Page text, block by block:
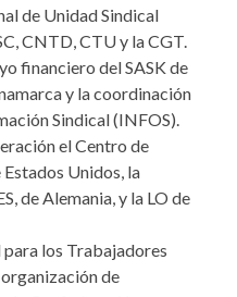
de Unidad Sindical
CNTD, CTU y la CGT.
financiero del SASK de
y la coordinación
Sindical (INFOS).
el Centro de
Unidos, la
de Alemania, y la LO de
los Trabajadores
de